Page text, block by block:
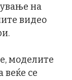
на
видео
моделите
веќе се